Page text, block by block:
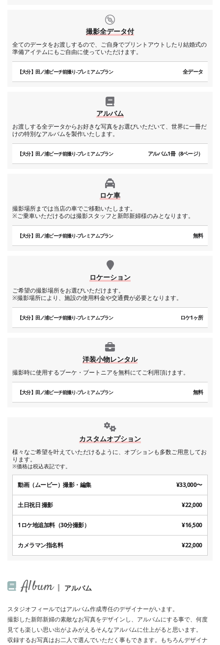
撮影全データ付
全てのデータをお渡しするので、ご自身でプリントアウトしたり結婚式の
準備アイテムにもご自由に使っていただけます。
【大分】田ノ浦ビーチ前撮り-プレミアムプラン 全データ
アルバム
お渡しする全データからお好きな写真をお選びいただいて、世界に一冊だ
けの特別なアルバムを製作いたします。
【大分】田ノ浦ビーチ前撮り-プレミアムプラン アルバム1冊（8ページ）
ロケ車
撮影場所までは当店の車でご移動いたします。
※ご乗車いただけるのは撮影スタッフと新郎新婦様のみとなります。
【大分】田ノ浦ビーチ前撮り-プレミアムプラン 無料
ロケーション
ご希望の撮影場所をお選びいただけます。
※撮影場所により、施設の使用料金や交通費が必要となります。
【大分】田ノ浦ビーチ前撮り-プレミアムプラン ロケ1ヶ所
洋装小物レンタル
撮影時に使用するブーケ・ブートニアを無料にてご利用頂けます。
【大分】田ノ浦ビーチ前撮り-プレミアムプラン 無料
カスタムオプション
様々なご希望を叶えていただけるように、オプションも多数ご用意してお
ります。
※価格は税込表記です。
動画（ムービー）撮影・編集 ¥33,000〜
土日祝日 撮影 ¥22,000
1ロケ地追加料（30分撮影） ¥16,500
カメラマン指名料 ¥22,000
Album アルバム
スタジオフィールではアルバム作成専任のデザイナーがいます。
撮影した新郎新婦の素敵なお写真をデザインし、アルバムにする事で、何度
見ても楽しい思い出がよみがえるそんなアルバムに仕上がると思います。
収録するお写真はお二人で選んでいただく事もできます。もちろんデザイナ